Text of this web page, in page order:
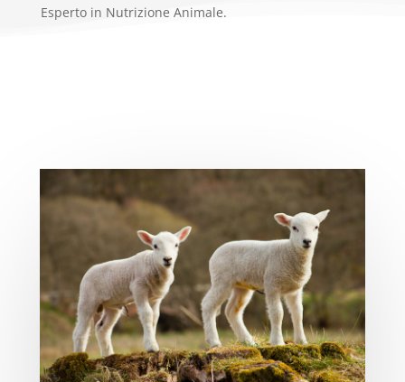
Esperto in Nutrizione Animale.